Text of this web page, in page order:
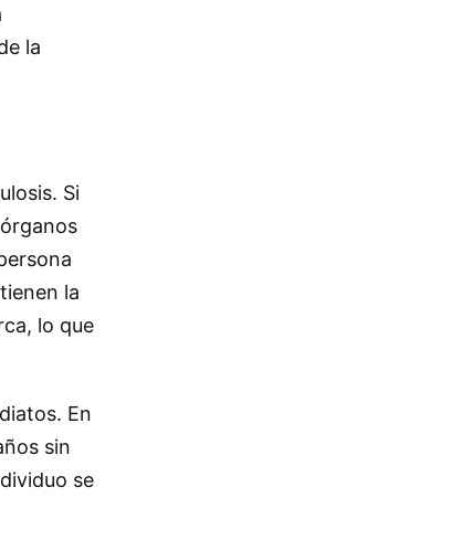
la
Si
la
lo que
En
sin
se